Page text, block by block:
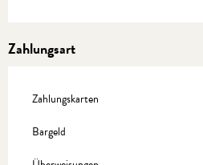
Zahlungsart
Zahlungskarten
Bargeld